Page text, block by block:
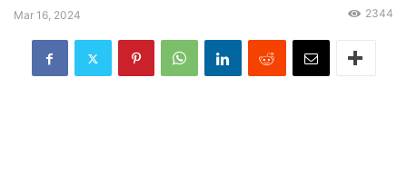
Mar 16, 2024 2344